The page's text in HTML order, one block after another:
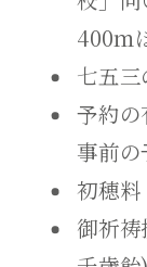
400ｍ
七五
予約の
事前
初穂
御祈祷